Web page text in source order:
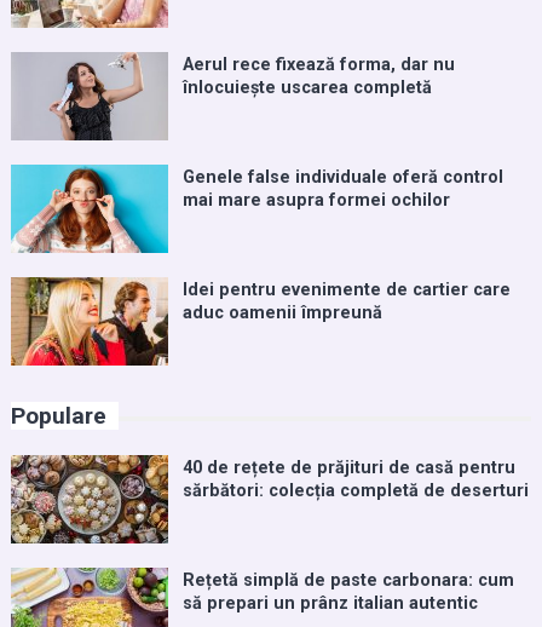
Aerul rece fixează forma, dar nu
înlocuiește uscarea completă
Genele false individuale oferă control
mai mare asupra formei ochilor
Idei pentru evenimente de cartier care
aduc oamenii împreună
Populare
40 de rețete de prăjituri de casă pentru
sărbători: colecția completă de deserturi
Rețetă simplă de paste carbonara: cum
să prepari un prânz italian autentic